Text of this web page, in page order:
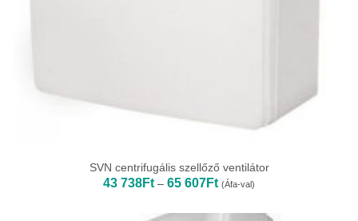
SVN centrifugális szellőző ventilátor
43 738Ft – 65 607FtÁrtartomány:
43
-
(Áfa-val)